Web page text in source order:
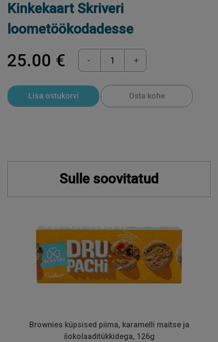
Kinkekaart Skriveri
loometöökodadesse
25.00 € - +
Lisa ostukorvi Osta kohe
Sulle soovitatud
Brownies küpsised piima, karamelli maitse ja
šokolaaditükkidega, 126g